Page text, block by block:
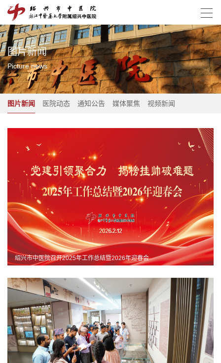
图片新闻
Picture news
图片新闻 医院动态 通知公告 媒体聚焦 视频新闻
绍兴市中医院召开2025年工作总结暨2026年迎春会